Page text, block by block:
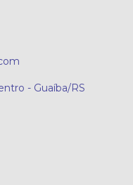
- Guaíba/RS